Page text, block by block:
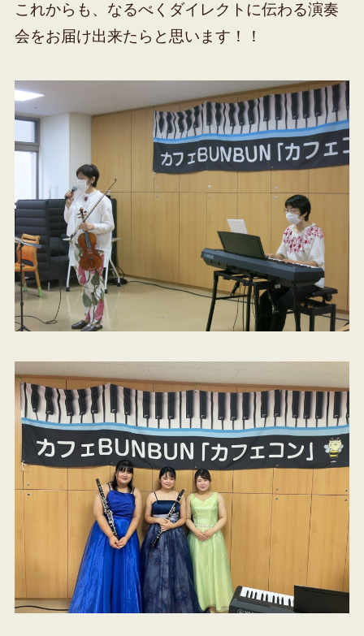
これからも、なるべくダイレクトに伝わる演奏
会をお届け出来たらと思います！！